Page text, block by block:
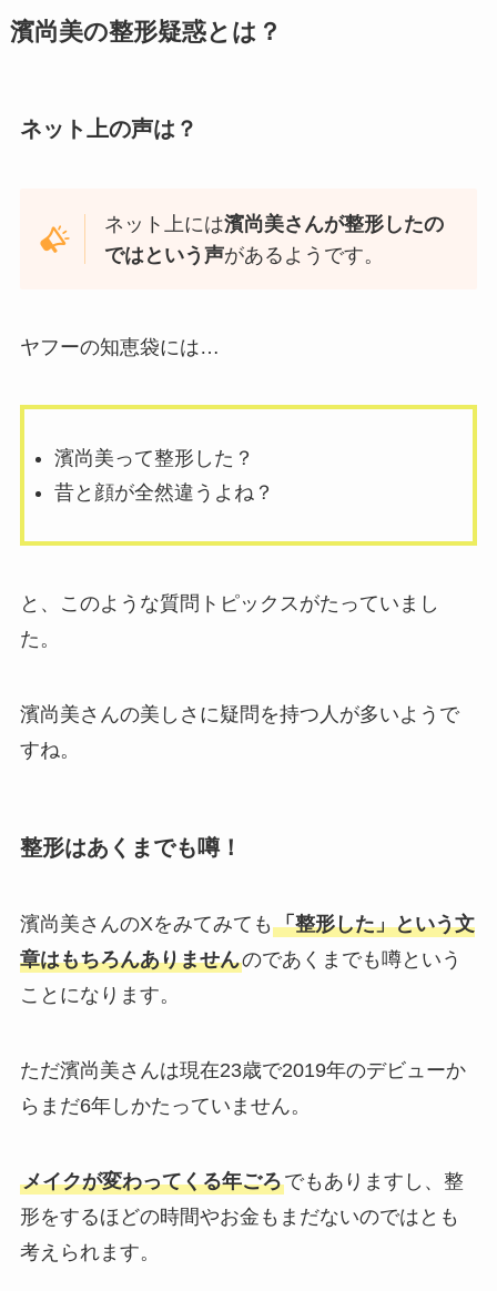
濱尚美の整形疑惑とは？
ネット上の声は？
ネット上には濱尚美さんが整形したの
ではという声があるようです。
ヤフーの知恵袋には…
濱尚美って整形した？
昔と顔が全然違うよね？
と、このような質問トピックスがたっていまし
た。
濱尚美さんの美しさに疑問を持つ人が多いようで
すね。
整形はあくまでも噂！
濱尚美さんのXをみてみても 「整形した」という文
章はもちろんありませんのであくまでも噂という
ことになります。
ただ濱尚美さんは現在23歳で2019年のデビューか
らまだ6年しかたっていません。
メイクが変わってくる年ごろでもありますし、整
形をするほどの時間やお金もまだないのではとも
考えられます。